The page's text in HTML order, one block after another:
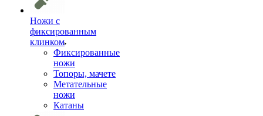
Ножи с
фиксированным
клинком
Фиксированные
ножи
Топоры, мачете
Метательные
ножи
Катаны